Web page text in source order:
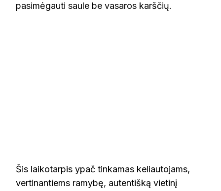
pasimėgauti saule be vasaros karščių.
Šis laikotarpis ypač tinkamas keliautojams,
vertinantiems ramybę, autentišką vietinį